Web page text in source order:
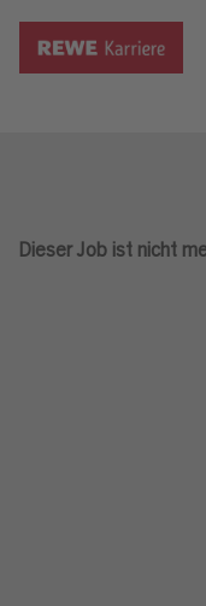
Dieser Job ist nicht